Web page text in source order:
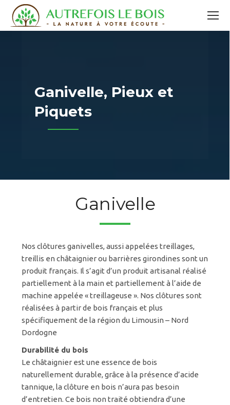
Ganivelle, Pieux et
Piquets
Ganivelle
Nos clôtures ganivelles, aussi appelées treillages,
treillis en châtaignier ou barrières girondines sont un
produit français. Il s’agit d’un produit artisanal réalisé
partiellement à la main et partiellement à l’aide de
machine appelée « treillageuse ». Nos clôtures sont
réalisées à partir de bois français et plus
spécifiquement de la région du Limousin – Nord
Dordogne
Durabilité du bois
Le châtaignier est une essence de bois
naturellement durable, grâce à la présence d’acide
tannique, la clôture en bois n’aura pas besoin
d’entretien. Ce bois non traité obtiendra d’une